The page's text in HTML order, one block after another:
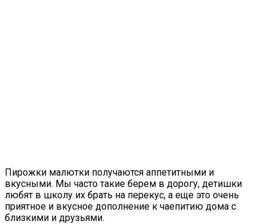
Пирожки малютки получаются аппетитными и
вкусными. Мы часто такие берем в дорогу, детишки
любят в школу их брать на перекус, а еще это очень
приятное и вкусное дополнение к чаепитию дома с
близкими и друзьями.